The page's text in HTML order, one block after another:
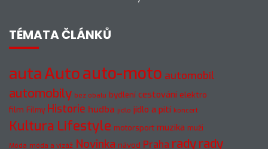
TÉMATA ČLÁNKŮ
autaAutoauto-moto automobil
automobily bez obalu bydlení cestování elektro
film Filmy Historie hudba jídlo jídlo a pití koncert
Kultura Lifestyle motorsport muzika muži
Móda móda a vizáž Novinka návod Praha radyrady